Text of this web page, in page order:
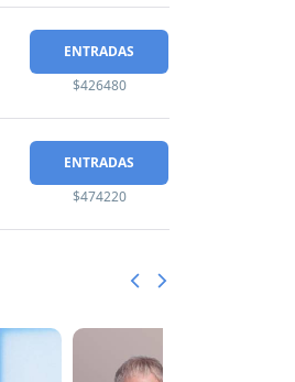
ENTRADAS
$426480
ENTRADAS
$474220